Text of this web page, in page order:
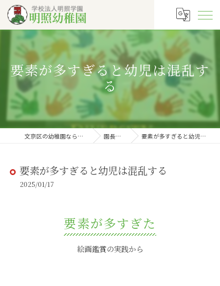
要素が多すぎると幼児は混乱す
る
文京区の幼稚園なら明照幼稚園 園長の徒然 要素が多すぎると幼児は混乱する
要素が多すぎると幼児は混乱する
2025/01/17
要素が多すぎた
絵画鑑賞の実践から